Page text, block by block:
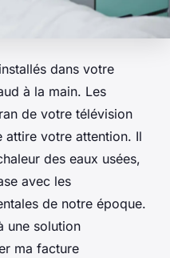
dans votre
à la main. Les
de votre télévision
attire votre attention. Il
des eaux usées,
avec les
de notre époque.
une solution
ma facture